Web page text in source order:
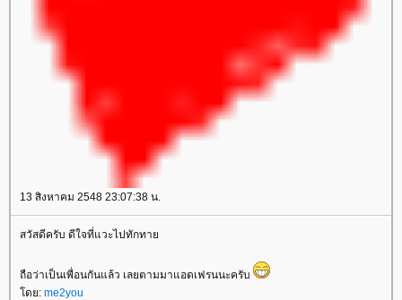
13 สิงหาคม 2548 23:07:38 น.
สวัสดีครับ ดีใจที่แวะไปทักทา
ถือว่าเป็นเพื่อนกันแล้ว เลยตามมาแอดเฟรนนะครับ
ดย: me2you